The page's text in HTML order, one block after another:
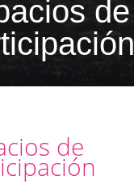
de
de